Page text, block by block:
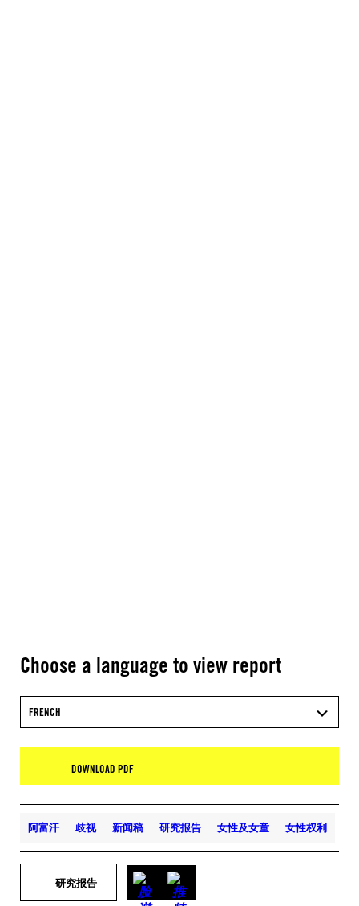
Choose a language to view report
FRENCH
DOWNLOAD PDF
阿富汗 歧视 新闻稿 研究报告 女性及女童 女性权利
研究报告